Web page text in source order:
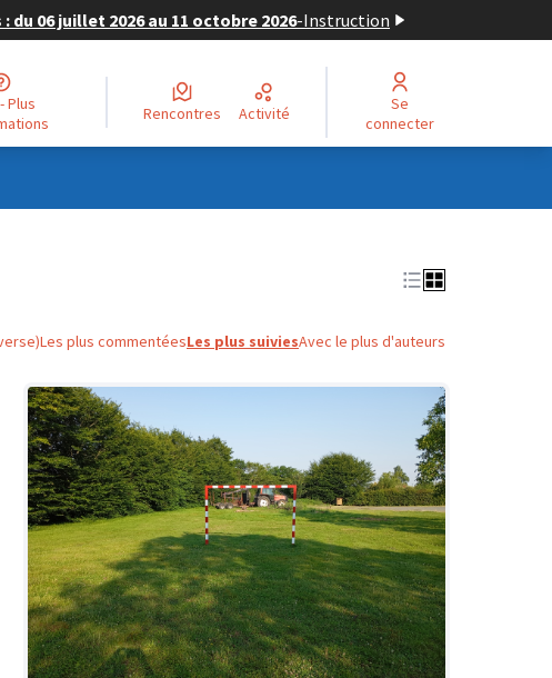
06 juillet 2026 au 11 octobre 2026-Instruction
Rencontres Activité
Se
connecter
Les plus commentéesLes plus suiviesAvec le plus d'auteurs